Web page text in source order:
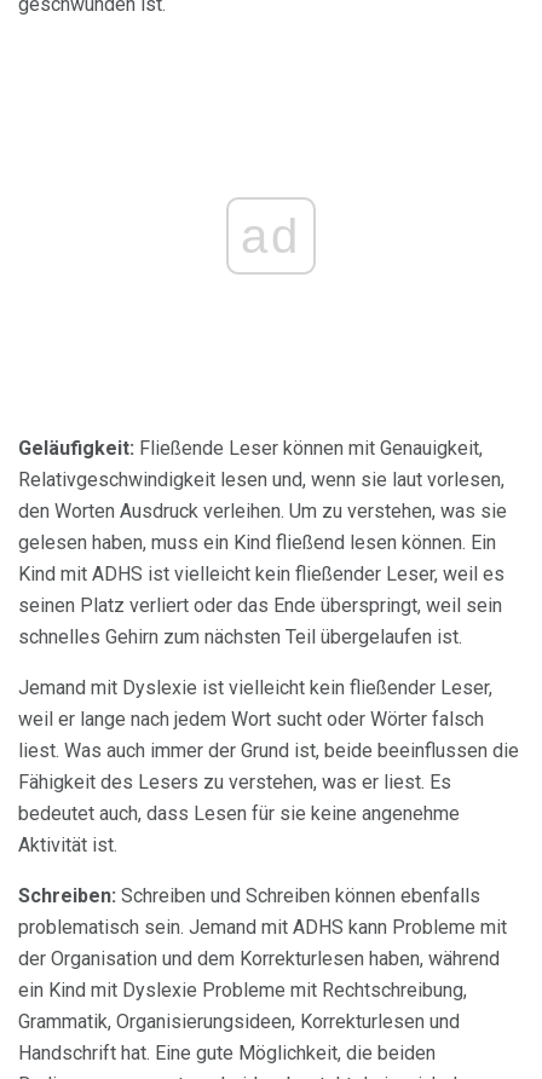
ad
Geläufigkeit: Fließende Leser können mit Genauigkeit,
Relativgeschwindigkeit lesen und, wenn sie laut vorlesen,
den Worten Ausdruck verleihen. Um zu verstehen, was sie
gelesen haben, muss ein Kind fließend lesen können. Ein
Kind mit ADHS ist vielleicht kein fließender Leser, weil es
seinen Platz verliert oder das Ende überspringt, weil sein
schnelles Gehirn zum nächsten Teil übergelaufen ist.
Jemand mit Dyslexie ist vielleicht kein fließender Leser,
weil er lange nach jedem Wort sucht oder Wörter falsch
liest. Was auch immer der Grund ist, beide beeinflussen die
Fähigkeit des Lesers zu verstehen, was er liest. Es
bedeutet auch, dass Lesen für sie keine angenehme
Aktivität ist.
Schreiben: Schreiben und Schreiben können ebenfalls
problematisch sein. Jemand mit ADHS kann Probleme mit
der Organisation und dem Korrekturlesen haben, während
ein Kind mit Dyslexie Probleme mit Rechtschreibung,
Grammatik, Organisierungsideen, Korrekturlesen und
Handschrift hat. Eine gute Möglichkeit, die beiden